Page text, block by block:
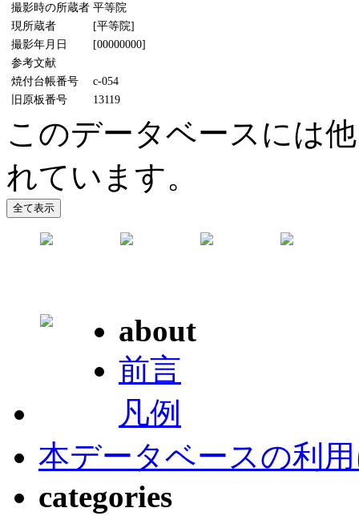
撮影時の所蔵者 平等院
現所蔵者
[平等院]
撮影年月日
[00000000]
参考文献
焼付台帳番号
c-054
旧原板番号
13119
このデータベースには
れています。
about
前言
凡例
本データベースの利
categories